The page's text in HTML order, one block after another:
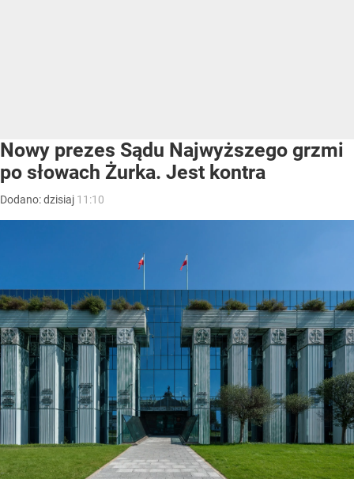
Nowy prezes Sądu Najwyższego grzmi
po słowach Żurka. Jest kontra
Dodano:dzisiaj 11:10